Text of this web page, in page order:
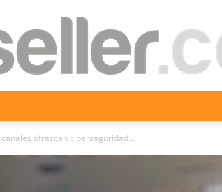
ITseller
ofrezcan ciberseguridad...